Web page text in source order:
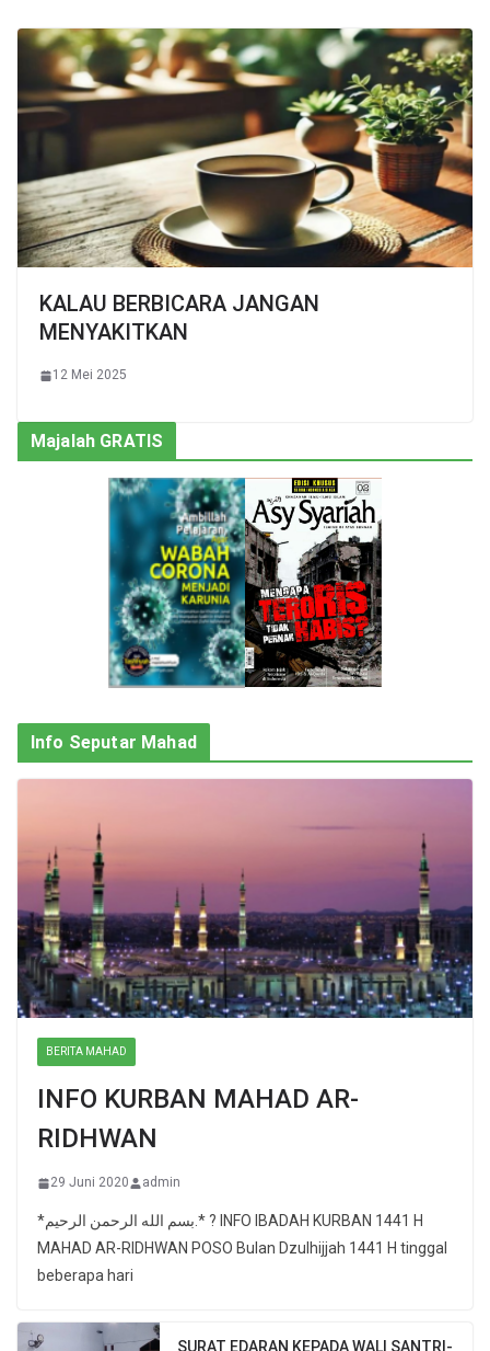
KALAU BERBICARA JANGAN
MENYAKITKAN
12 Mei 2025
Majalah GRATIS
Info Seputar Mahad
BERITA MAHAD
INFO KURBAN MAHAD AR-
RIDHWAN
29 Juni 2020 admin
*بسم الله الرحمن الرحيم.* ? INFO IBADAH KURBAN 1441 H
MAHAD AR-RIDHWAN POSO Bulan Dzulhijjah 1441 H tinggal
beberapa hari
SURAT EDARAN KEPADA WALI SANTRI-